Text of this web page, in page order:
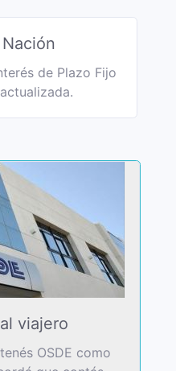
de Plazo Fijo
viajero
OSDE como